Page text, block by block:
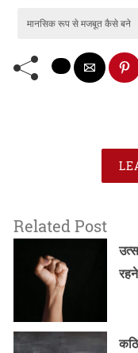
मानसिक रूप से मजबूत कैसे बने
Related Post